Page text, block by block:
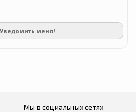
Уведомить меня!
Мы в социальных сетях